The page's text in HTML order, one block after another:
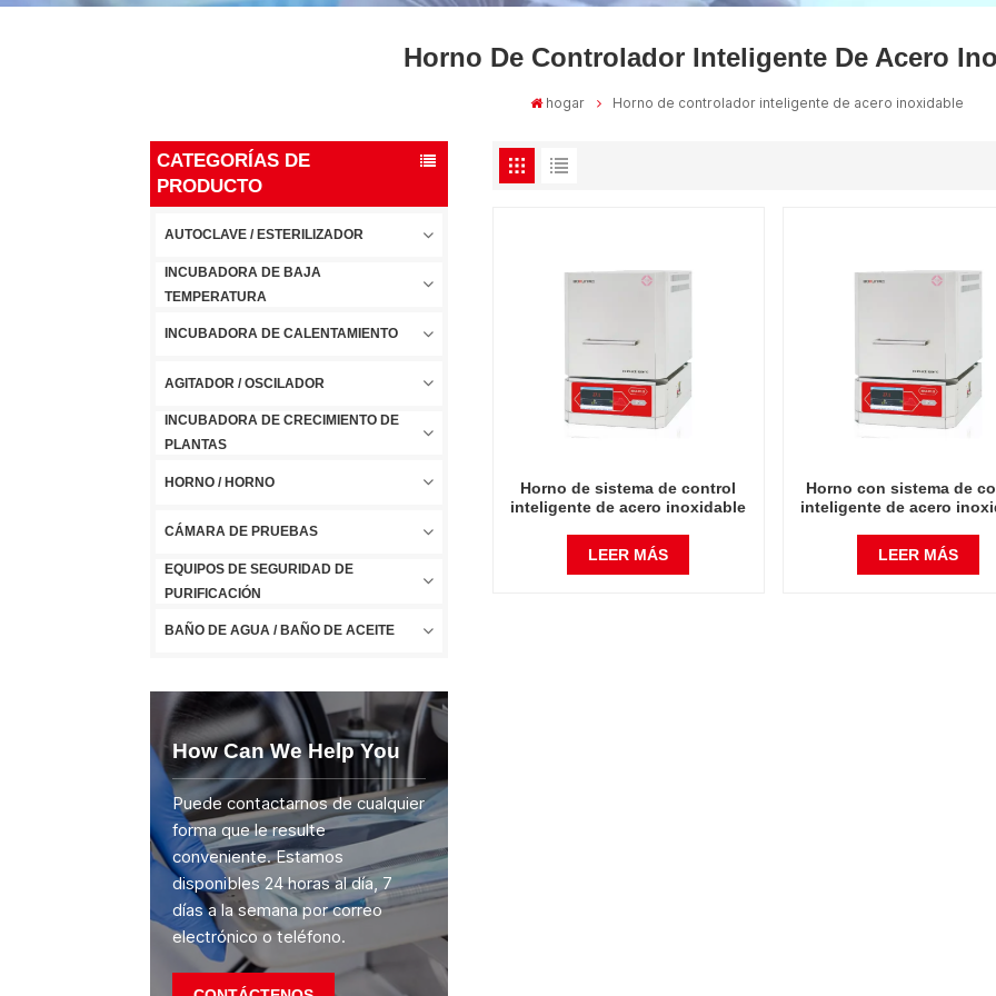
Horno De Controlador Inteligente De Acero
hogar Horno de controlador inteligente de acero inoxidable
CATEGORÍAS DE
PRODUCTO
AUTOCLAVE / ESTERILIZADOR
INCUBADORA DE BAJA
TEMPERATURA
INCUBADORA DE CALENTAMIENTO
AGITADOR / OSCILADOR
INCUBADORA DE CRECIMIENTO DE
PLANTAS
HORNO / HORNO
CÁMARA DE PRUEBAS
EQUIPOS DE SEGURIDAD DE
PURIFICACIÓN
BAÑO DE AGUA / BAÑO DE ACEITE
How Can We Help You
Puede contactarnos de cualquier
forma que le resulte
conveniente. Estamos
disponibles 24 horas al día, 7
días a la semana por correo
electrónico o teléfono.
Horno de sistema de control
inteligente de acero inoxidable
LEER MÁS
Horno con sistema de
inteligente de acero
LEER MÁS